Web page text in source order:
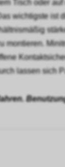
Tisch oder
wichtigste
lassen